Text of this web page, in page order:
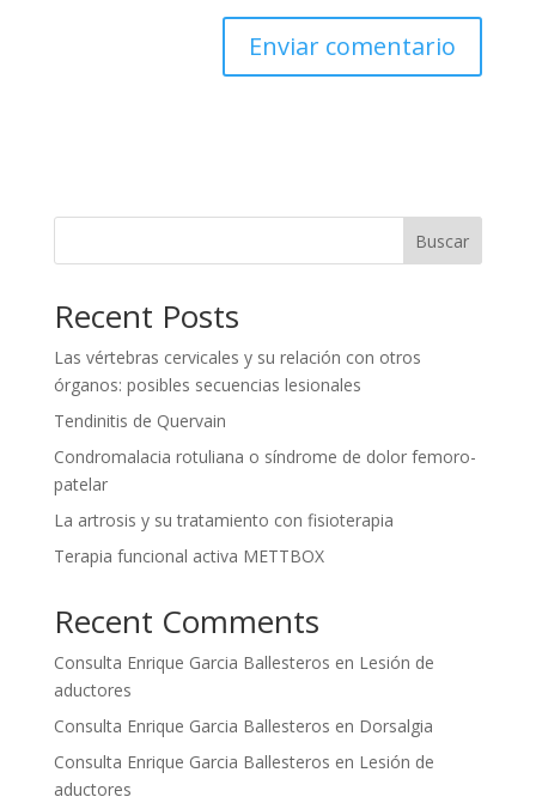
Buscar
Recent Posts
Las vértebras cervicales y su relación con otros
órganos: posibles secuencias lesionales
Tendinitis de Quervain
Condromalacia rotuliana o síndrome de dolor femoro-
patelar
La artrosis y su tratamiento con fisioterapia
Terapia funcional activa METTBOX
Recent Comments
Consulta Enrique Garcia Ballesteros en Lesión de
aductores
Consulta Enrique Garcia Ballesteros en Dorsalgia
Consulta Enrique Garcia Ballesteros en Lesión de
aductores